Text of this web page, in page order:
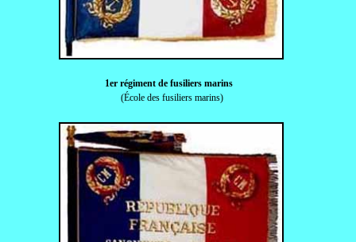
1er régiment de fusiliers marins
(École des fusiliers marins)